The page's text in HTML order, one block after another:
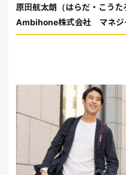
原田航太朗（はらだ・こう
Ambihone株式会社 マネジ